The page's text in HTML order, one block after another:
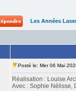
Les Années
Posté le: Mer 06 Mai
Réalisation : Louise
Avec : Sophie Nélisse,